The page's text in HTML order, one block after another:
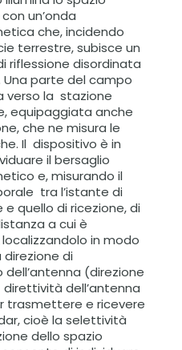
un’onda
che, incidendo
terrestre, subisce un
riflessione disordinata
Una parte del campo
verso la stazione
equipaggiata anche
che ne misura le
Il dispositivo è in
il bersaglio
e, misurando il
tra l’istante di
e quello di ricezione, di
a cui è
in modo
direzione di
(direzione
dell’antenna
trasmettere e ricevere
cioè la selettività
dello spazio